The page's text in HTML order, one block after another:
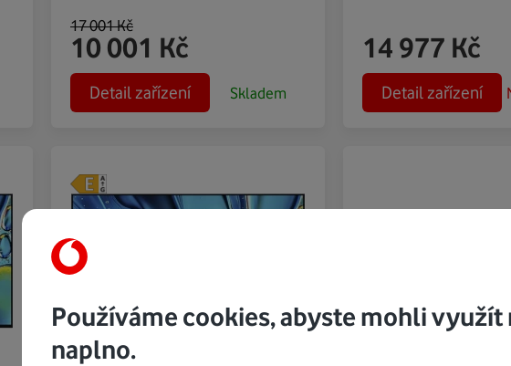
17 001Kč
10 001 Kč
Detail zařízení Skladem
14 977 Kč
Detail zařízení
Používáme cookies, abyste mohli využít
naplno.